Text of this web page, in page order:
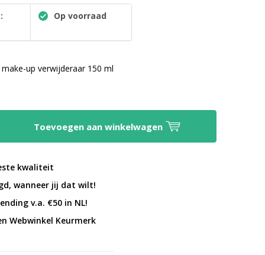
Op voorraad
up verwijderaar 150 ml
Toevoegen aan winkelwagen
kwaliteit
wanneer jij dat wilt!
v.a. €50 in NL!
Webwinkel Keurmerk